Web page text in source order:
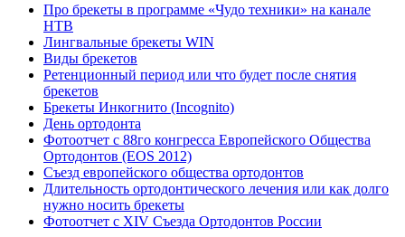
Про брекеты в программе «Чудо техники» на канале
НТВ
Лингвальные брекеты WIN
Виды брекетов
Ретенционный период или что будет после снятия
брекетов
Брекеты Инкогнито (Incognito)
День ортодонта
Фотоотчет с 88го конгресса Европейского Общества
Ортодонтов (EOS 2012)
Съезд европейского общества ортодонтов
Длительность ортодонтического лечения или как долго
нужно носить брекеты
Фотоотчет с XIV Съезда Ортодонтов России